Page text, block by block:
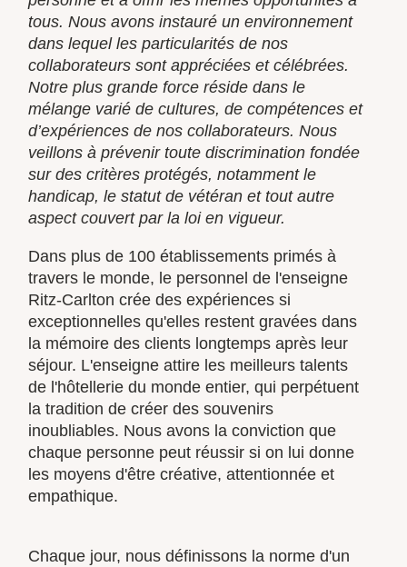
tous. Nous avons instauré un environnement
dans lequel les particularités de nos
collaborateurs sont appréciées et célébrées.
Notre plus grande force réside dans le
mélange varié de cultures, de compétences et
d’expériences de nos collaborateurs. Nous
veillons à prévenir toute discrimination fondée
sur des critères protégés, notamment le
handicap, le statut de vétéran et tout autre
aspect couvert par la loi en vigueur.
Dans plus de 100 établissements primés à
travers le monde, le personnel de l'enseigne
Ritz-Carlton crée des expériences si
exceptionnelles qu'elles restent gravées dans
la mémoire des clients longtemps après leur
séjour. L'enseigne attire les meilleurs talents
de l'hôtellerie du monde entier, qui perpétuent
la tradition de créer des souvenirs
inoubliables. Nous avons la conviction que
chaque personne peut réussir si on lui donne
les moyens d'être créative, attentionnée et
empathique.
Chaque jour, nous définissons la norme d'un